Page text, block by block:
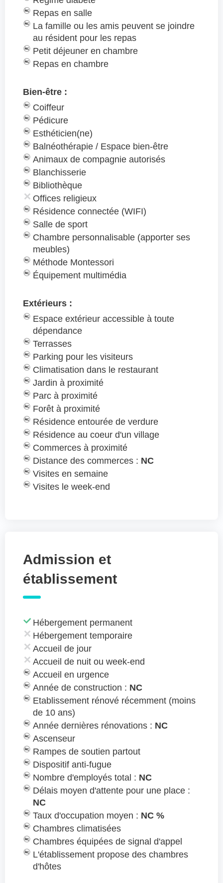
Repas en salle
La famille ou les amis peuvent se joindre
au résident pour les repas
Petit déjeuner en chambre
Repas en chambre
Bien-être :
Coiffeur
Pédicure
Esthéticien(ne)
Balnéothérapie / Espace bien-être
Animaux de compagnie autorisés
Blanchisserie
Bibliothèque
Offices religieux
Résidence connectée (WIFI)
Salle de sport
Chambre personnalisable (apporter ses
meubles)
Méthode Montessori
Équipement multimédia
Extérieurs :
Espace extérieur accessible à toute
dépendance
Terrasses
Parking pour les visiteurs
Climatisation dans le restaurant
Jardin à proximité
Parc à proximité
Forêt à proximité
Résidence entourée de verdure
Résidence au coeur d'un village
Commerces à proximité
Distance des commerces : NC
Visites en semaine
Visites le week-end
Admission et
établissement
Hébergement permanent
Hébergement temporaire
Accueil de jour
Accueil de nuit ou week-end
Accueil en urgence
Année de construction : NC
Etablissement rénové récemment (moins
de 10 ans)
Année dernières rénovations : NC
Ascenseur
Rampes de soutien partout
Dispositif anti-fugue
Nombre d'employés total : NC
Délais moyen d'attente pour une place :
NC
Taux d'occupation moyen : NC %
Chambres climatisées
Chambres équipées de signal d'appel
L'établissement propose des chambres
d'hôtes